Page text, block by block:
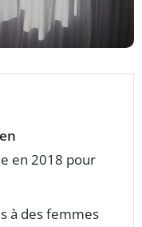
en 2018 pour
à des femmes